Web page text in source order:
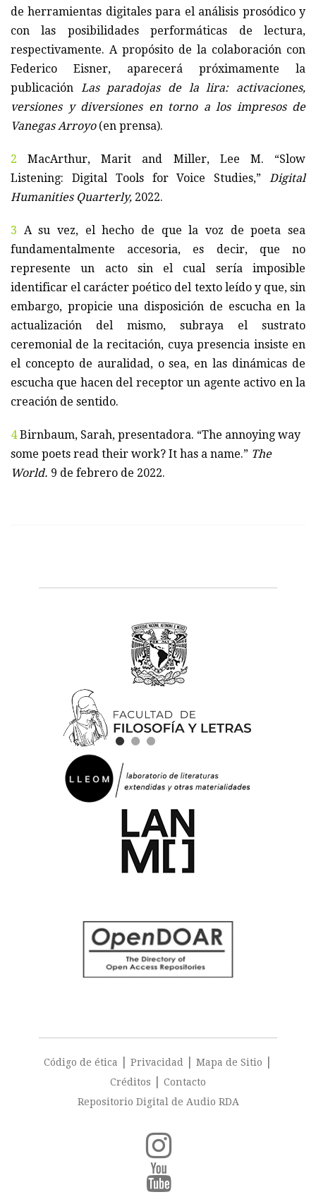
de herramientas digitales para el análisis prosódico y
con las posibilidades performáticas de lectura,
respectivamente. A propósito de la colaboración con
Federico Eisner, aparecerá próximamente la
publicación Las paradojas de la lira: activaciones,
versiones y diversiones en torno a los impresos de
Vanegas Arroyo(en prensa).
2 MacArthur, Marit and Miller, Lee M. “Slow
Listening: Digital Tools for Voice Studies,” Digital
Humanities Quarterly, 2022.
3 A su vez, el hecho de que la voz de poeta sea
fundamentalmente accesoria, es decir, que no
represente un acto sin el cual sería imposible
identificar el carácter poético del texto leído y que, sin
embargo, propicie una disposición de escucha en la
actualización del mismo, subraya el sustrato
ceremonial de la recitación, cuya presencia insiste en
el concepto de auralidad, o sea, en las dinámicas de
escucha que hacen del receptor un agente activo en la
creación de sentido.
4Birnbaum, Sarah, presentadora. “The annoying way
some poets read their work? It has a name.” The
World. 9 de febrero de 2022.
Código de ética Privacidad Mapa de Sitio
Créditos
Contacto
Repositorio Digital de Audio RDA